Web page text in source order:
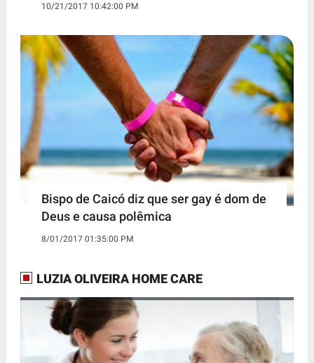
10/21/2017 10:42:00 PM
Bispo de Caicó diz que ser gay é dom de
Deus e causa polêmica
8/01/2017 01:35:00 PM
LUZIA OLIVEIRA HOME CARE